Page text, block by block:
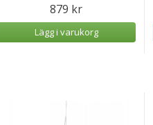
879 kr
Lägg i varukorg